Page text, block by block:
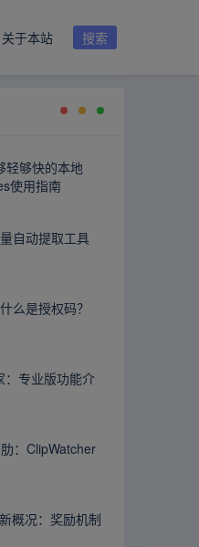
搜索
关于本站
轻够快的本地
使用指南
自动提取工具
么是授权码？
：专业版功能介
：ClipWatcher
概况：奖励机制